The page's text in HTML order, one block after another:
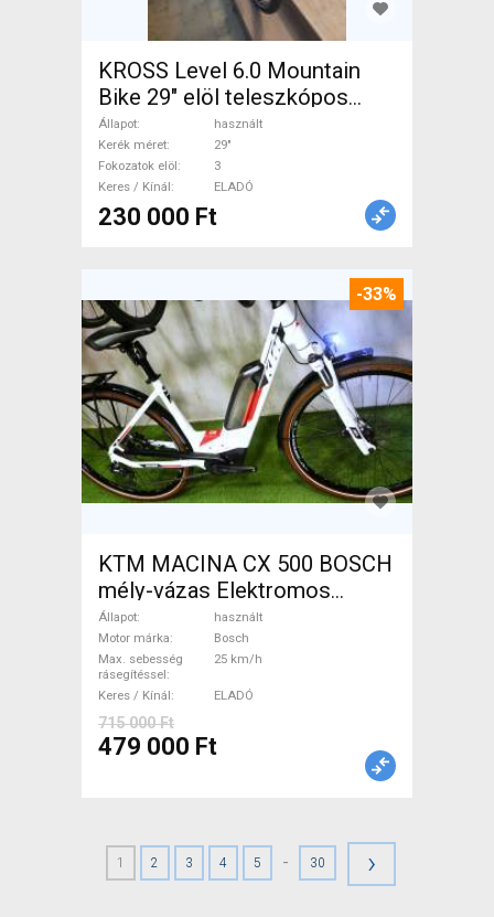
KROSS Level 6.0 Mountain
Bike 29" elöl teleszkópos
használt ELADÓ
Állapot
használt
Kerék méret
29"
Fokozatok elöl
3
Keres / Kínál
ELADÓ
230 000 Ft
-33%
KTM MACINA CX 500 BOSCH
mély-vázas Elektromos
Trekking/cross 25 km/h
Bosch használt ELADÓ
Állapot
használt
Motor márka
Bosch
Max. sebesség
rásegítéssel
25 km/h
Keres / Kínál ELADÓ
715 000 Ft
479 000 Ft
1 2 3 4 5 - 30 ›